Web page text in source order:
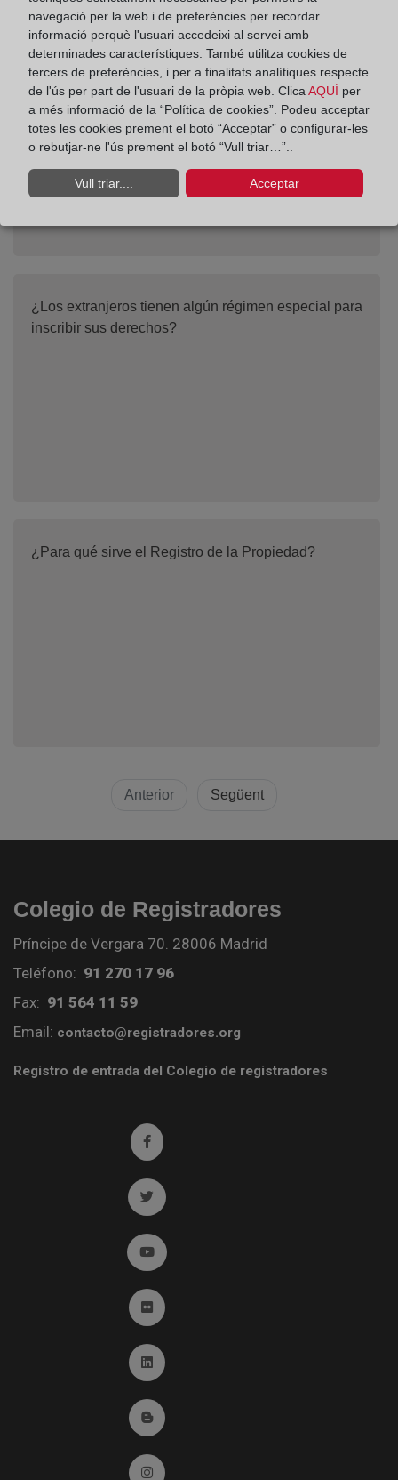
¿Existe algún servicio que permita la petición
automatizada de información registral?
¿Los extranjeros tienen algún régimen especial para
inscribir sus derechos?
¿Para qué sirve el Registro de la Propiedad?
Anterior Següent
Colegio de Registradores
Príncipe de Vergara 70. 28006 Madrid
Teléfono: 91 270 17 96
Fax: 91 564 11 59
Email: contacto@registradores.org
Registro de entrada del Colegio de registradores
Ir a facebook (abre en ventana nueva)
Ir a twitter (abre en ventana nueva)
Ir a YouTube (abre en ventana nueva)
Ir a Flickr (abre en ventana nueva)
Ir a Linkedin (abre en ventana nueva)
Ir al Blog (abre en ventana nueva)
Ir a Instagram (abre en ventana nueva)
navegació per la web i de preferències per recordar
informació perquè l'usuari accedeixi al servei amb
determinades característiques. També utilitza cookies de
tercers de preferències, i per a finalitats analítiques respecte
de l'ús per part de l'usuari de la pròpia web. ClicaAQUÍ per
a més informació de la “Política de cookies”. Podeu acceptar
totes les cookies prement el botó “Acceptar” o configurar-les
o rebutjar-ne l'ús prement el botó “Vull triar…”..
Vull triar.... Acceptar